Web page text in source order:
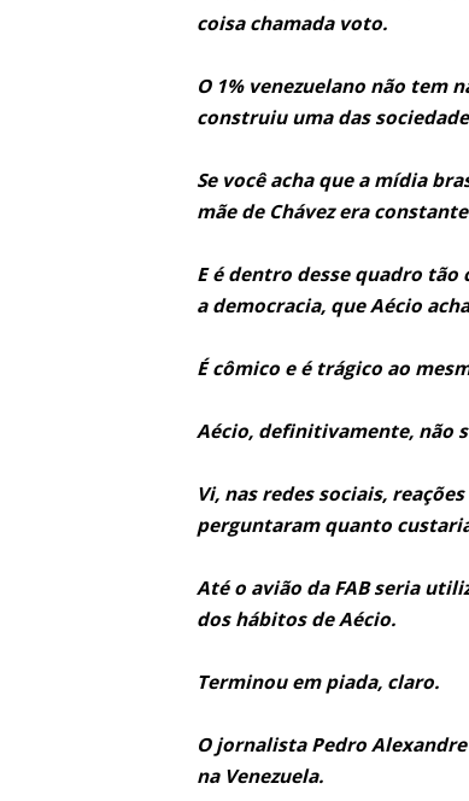
coisa chamada voto.
O 1% venezuelano não tem
construiu uma das
Se você acha que a mídia
mãe de Chávez era
E é dentro desse quadro
a democracia, que Aécio
É cômico e é trágico ao
Aécio, definitivamente, não
Vi, nas redes sociais,
perguntaram quanto
Até o avião da FAB seria
dos hábitos de Aécio.
Terminou em piada, claro.
O jornalista Pedro
na Venezuela.